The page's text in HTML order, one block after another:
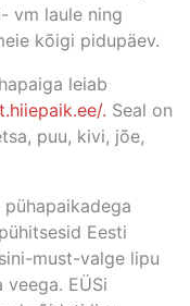
vm laule ning
kõigi pidupäev.
leiab
. Seal on
puu, kivi, jõe,
Eesti
must-valge lipu
veega. EÜSi